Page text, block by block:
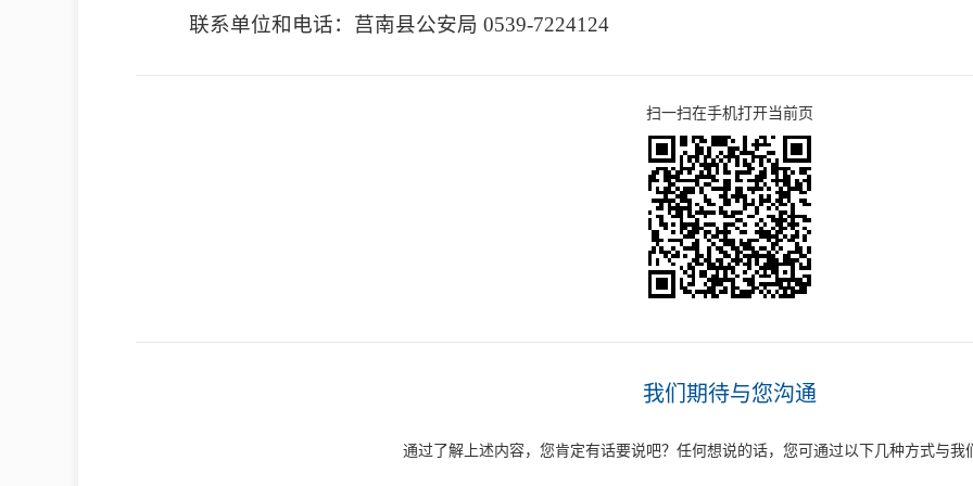
联系单位和电话：莒南县公安局 0539-7224124
扫一扫在手机打开当前页
我们期待与您沟通
通过了解上述内容，您肯定有话要说吧？任何想说的话，您可通过以下几种方式与我